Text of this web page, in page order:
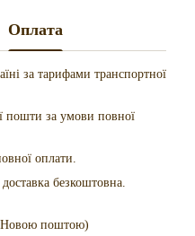
Оплата
за тарифами транспортної
пошти за умови повної
оплати.
безкоштовна.
Новою поштою)